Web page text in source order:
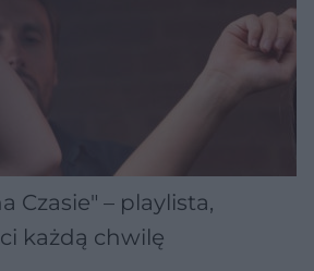
Czasie" – playlista,
każdą chwilę